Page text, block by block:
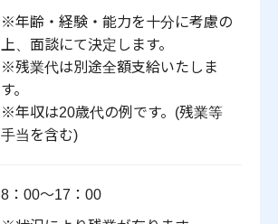
※年齢・経験・能力を十分に考慮の
上、面談にて決定します。
※残業代は別途全額支給いたしま
す。
※年収は20歳代の例です。(残業等
手当を含む)
8：00～17：00